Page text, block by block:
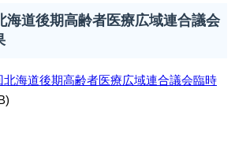
海道後期高齢者医療広域連合議会
北海道後期高齢者医療広域連合議会臨時